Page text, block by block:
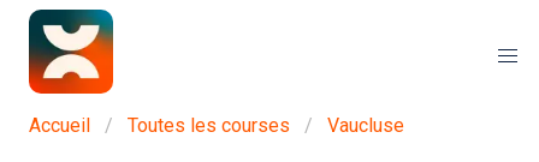
Accueil Toutes les courses Vaucluse